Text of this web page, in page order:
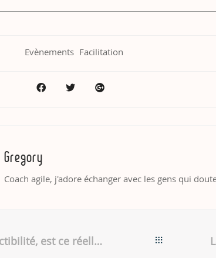
Evènements Facilitation
Gregory
Coach agile, j'adore échanger avec les gens qui
La prédictibilité, est ce réellement ce que nous souhaitons